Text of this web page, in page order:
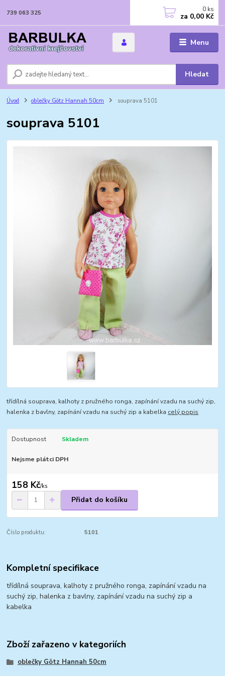
Menu
Hledat
739 063 325 0 ks
za 0,00 Kč
Úvod oblečky Götz Hannah 50cm souprava 5101
souprava 5101
třídílná souprava, kalhoty z pružného ronga, zapínání vzadu na suchý zip,
halenka z bavlny, zapínání vzadu na suchý zip a kabelka celý popis
Dostupnost Skladem
Nejsme plátci DPH
158 Kč/ks
Přidat do košíku
Číslo produktu: 5101
Kompletní specifikace
třídílná souprava, kalhoty z pružného ronga, zapínání vzadu na
suchý zip, halenka z bavlny, zapínání vzadu na suchý zip a
kabelka
Zboží zařazeno v kategoriích
oblečky Götz Hannah 50cm